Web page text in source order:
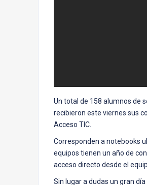
Un total de 158 alumnos de
recibieron este viernes sus
Acceso TIC.
Corresponden a notebooks
equipos tienen un año de
acceso directo desde el
Sin lugar a dudas un gran